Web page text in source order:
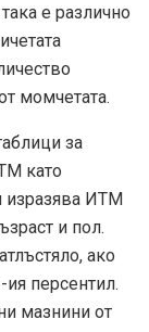
е различно
момчетата.
за
като
изразява ИТМ
и пол.
ако
персентил.
мазнини от